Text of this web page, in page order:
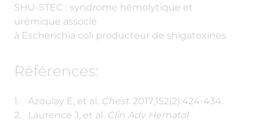
SHU-STEC : syndrome hémolytique et
urémique associé
à Escherichia coli producteur de shigatoxines
Azoulay E, et al. Chest. 2017;152(2):424-434.
Laurence J, et al. Clin Adv Hematol